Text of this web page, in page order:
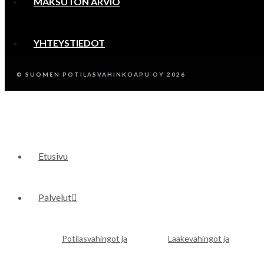
YHTEYSTIEDOT
© SUOMEN POTILASVAHINKOAPU OY 2026
Etusivu
Palvelut
Potilasvahingot ja Lääkevahingot ja